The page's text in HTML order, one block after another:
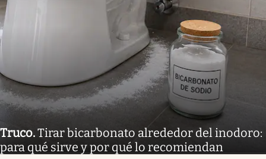
Truco.Tirar bicarbonato alrededor del inodoro:
para qué sirve y por qué lo recomiendan